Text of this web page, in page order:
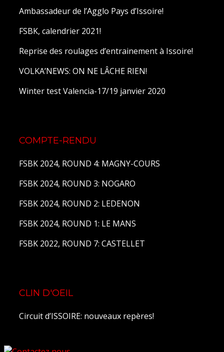
Ambassadeur de l’Agglo Pays d’Issoire!
FSBK, calendrier 2021!
Reprise des roulages d’entrainement à Issoire!
VOLKA’NEWS: ON NE LÂCHE RIEN!
Winter test Valencia-17/19 janvier 2020
COMPTE-RENDU
FSBK 2024, ROUND 4: MAGNY-COURS
FSBK 2024, ROUND 3: NOGARO
FSBK 2024, ROUND 2: LEDENON
FSBK 2024, ROUND 1: LE MANS
FSBK 2022, ROUND 7: CASTELLET
CLIN D'OEIL
Circuit d’ISSOIRE: nouveaux repères!